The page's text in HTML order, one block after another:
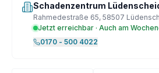
Schadenzentrum
Rahmedestraße 65, 58507
Jetzt erreichbar · Auch am
0170 - 500 4022